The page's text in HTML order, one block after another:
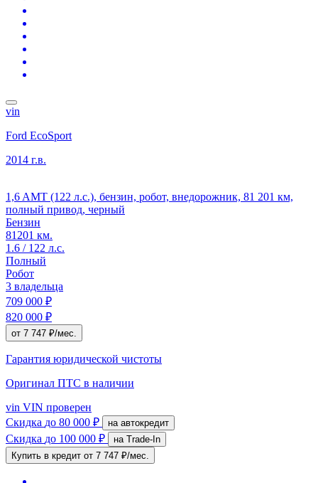
vin
Ford EcoSport
2014 г.в.
1,6 AMT (122 л.с.), бензин, робот, внедорожник, 81 201 км,
полный привод, черный
Бензин
81201 км.
1.6 / 122 л.с.
Полный
Робот
3 владельца
709 000 ₽
820 000 ₽
от 7 747 ₽/мес.
Гарантия юридической чистоты
Оригинал ПТС в наличии
vin VIN проверен
Скидка до 80 000 ₽ на автокредит
Скидка до 100 000 ₽
на Trade-In
Купить в кредит от 7 747 ₽/мес.